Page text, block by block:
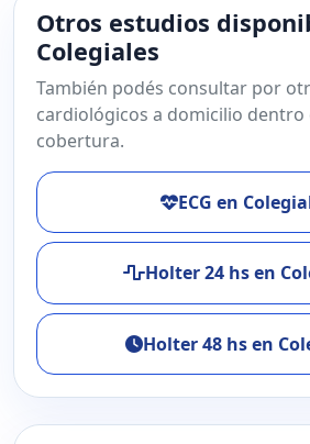
Otros estudios
Colegiales
También podés consultar por
cardiológicos a domicilio dentro
cobertura.
ECG en
Holter 24 hs en
Holter 48 hs en